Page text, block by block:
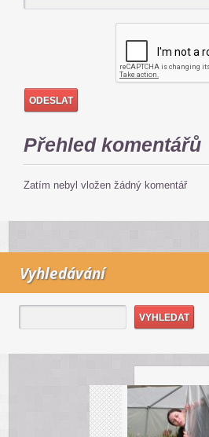
Přehled komentářů
Zatím nebyl vložen žádný komentář
Vyhledávání